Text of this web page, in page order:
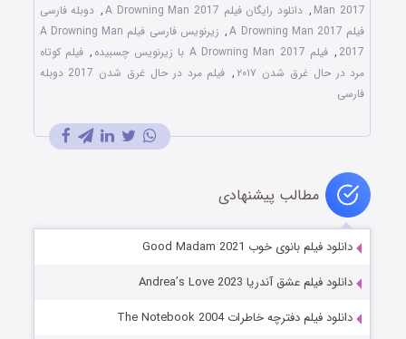
Man 2017
, دانلود رایگان فیلم A Drowning Man 2017 , دوبله فارسی
فیلم A Drowning Man 2017
,
زیرنویس فارسی فیلم A Drowning Man
2017
, فیلم A Drowning Man 2017 با زیرنویس چسبیده , فیلم کوتاه
مرد در حال غرق شدن ۲۰۱۷
,
فیلم مرد در حال غرق شدن 2017 دوبله
فارسی
مطالب پیشنهادی
دانلود فیلم بانوی خوب Good Madam 2021
دانلود فیلم عشق آندریا Andrea’s Love 2023
دانلود فیلم دفترچه خاطرات The Notebook 2004